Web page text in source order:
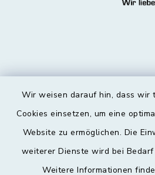
Wir weisen darauf hin, dass wir
Cookies einsetzen, um eine
Website zu ermöglichen. Die
weiterer Dienste wird bei
Weitere Informationen
Kontakt